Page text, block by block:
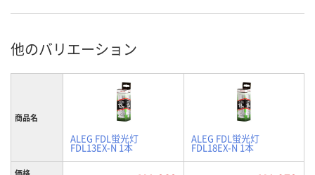
他のバリエーション
商品名
ALEG FDL蛍光灯
FDL13EX-N 1本
ALEG FDL蛍光灯
FDL18EX-N 1本